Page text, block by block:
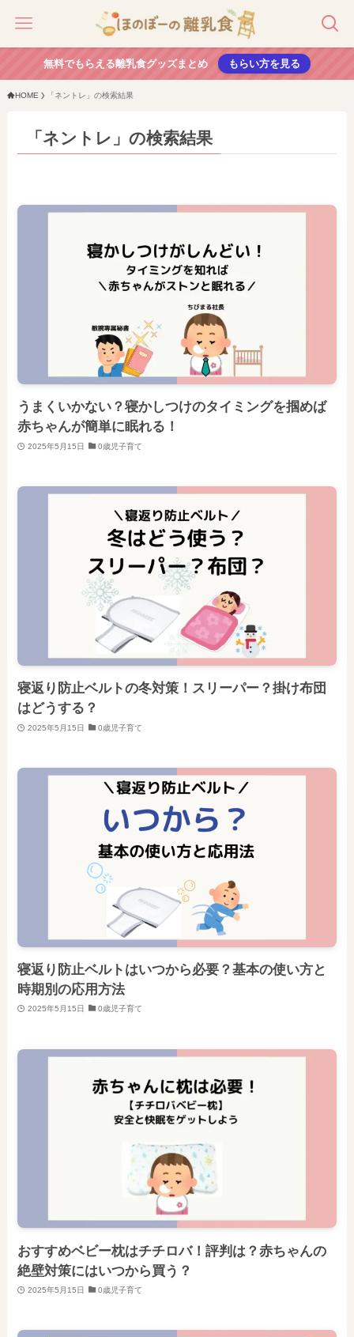
無料でもらえる離乳食グッズまとめ もらい方を見る
HOME 「ネントレ」の検索結果
「ネントレ」の検索結果
うまくいかない？寝かしつけのタイミングを掴めば
赤ちゃんが簡単に眠れる！
2025年5月15日 0歳児子育て
寝返り防止ベルトの冬対策！スリーパー？掛け布団
はどうする？
2025年5月15日 0歳児子育て
寝返り防止ベルトはいつから必要？基本の使い方と
時期別の応用方法
2025年5月15日 0歳児子育て
おすすめベビー枕はチチロバ！評判は？赤ちゃんの
絶壁対策にはいつから買う？
2025年5月15日 0歳児子育て